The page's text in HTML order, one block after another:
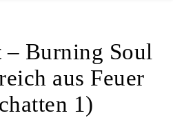
– Burning Soul
aus Feuer
1)